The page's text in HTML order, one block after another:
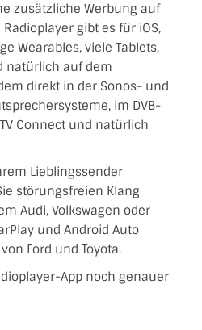
zusätzliche Werbung auf
gibt es für iOS,
Wearables, viele Tablets,
natürlich auf dem
direkt in der Sonos- und
im DVB-
Connect und natürlich
Lieblingssender
störungsfreien Klang
Audi, Volkswagen oder
und Android Auto
Ford und Toyota.
App noch genauer